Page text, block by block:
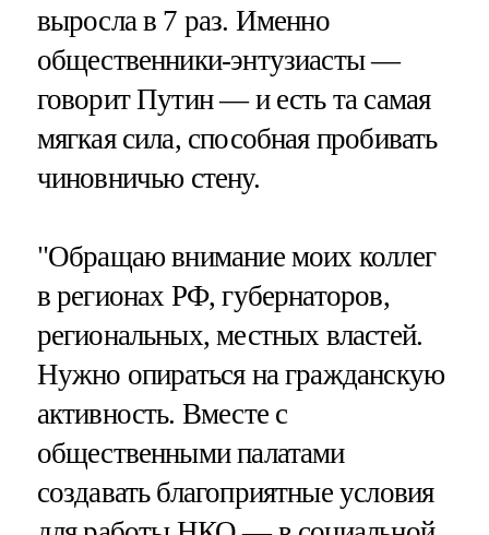
выросла в 7 раз. Именно
общественники-энтузиасты —
говорит Путин — и есть та самая
мягкая сила, способная пробивать
чиновничью стену.
"Обращаю внимание моих коллег
в регионах РФ, губернаторов,
региональных, местных властей.
Нужно опираться на гражданскую
активность. Вместе с
общественными палатами
создавать благоприятные условия